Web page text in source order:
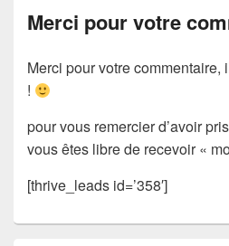
Merci pour votre
Merci pour votre
!
pour vous remercier d’avoir
vous êtes libre de recevoir «
[thrive_leads id=’358′]